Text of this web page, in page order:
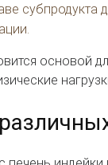
основой